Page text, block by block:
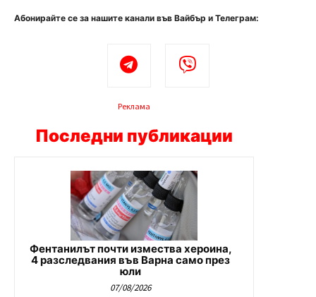
Абонирайте се за нашите канали във Вайбър и Телеграм:
Реклама
Последни публикации
Фентанилът почти измества хероина,
4 разследвания във Варна само през
юли
07/08/2026